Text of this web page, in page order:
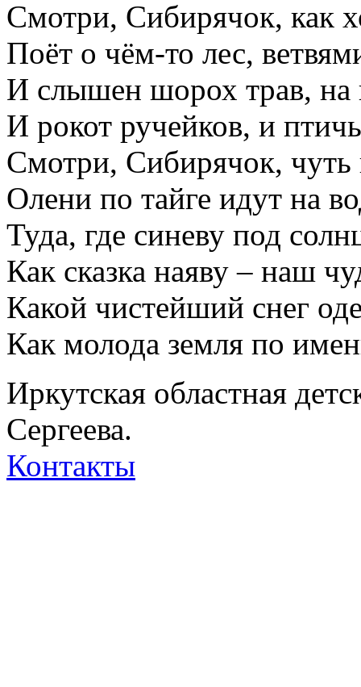
Смотри, Сибирячок, как
Поёт о чём-то лес,
И слышен шорох трав, на
И рокот ручейков, и
Смотри, Сибирячок,
Олени по тайге идут на
Туда, где синеву под
Как сказка наяву – наш
Какой чистейший снег
Как молода земля по
Иркутская областная
Сергеева.
Контакты